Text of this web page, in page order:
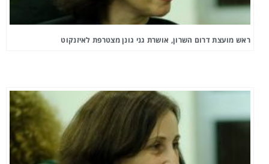
ראש מועצת דרום השרון, אושרת גני גונן מצטרפת לאיזנקוט